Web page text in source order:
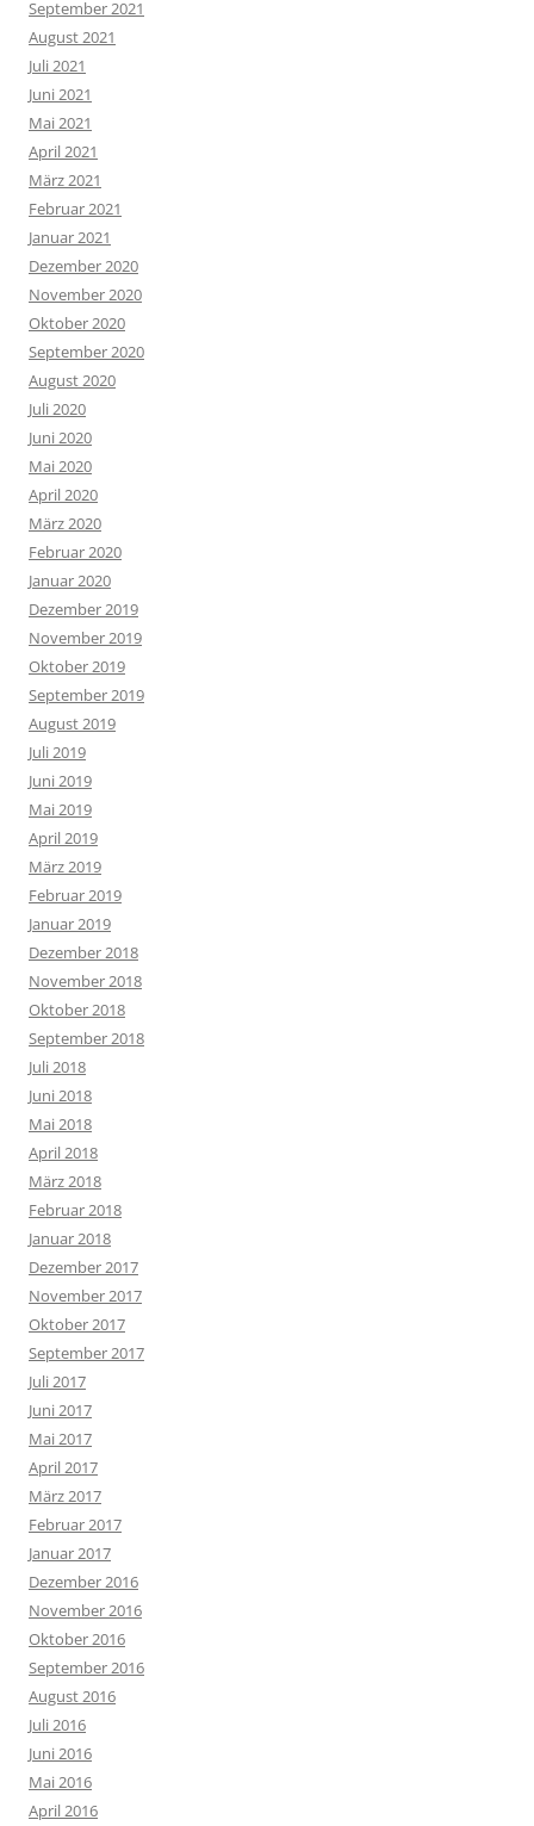
September 2021
August 2021
Juli 2021
Juni 2021
Mai 2021
April 2021
März 2021
Februar 2021
Januar 2021
Dezember 2020
November 2020
Oktober 2020
September 2020
August 2020
Juli 2020
Juni 2020
Mai 2020
April 2020
März 2020
Februar 2020
Januar 2020
Dezember 2019
November 2019
Oktober 2019
September 2019
August 2019
Juli 2019
Juni 2019
Mai 2019
April 2019
März 2019
Februar 2019
Januar 2019
Dezember 2018
November 2018
Oktober 2018
September 2018
Juli 2018
Juni 2018
Mai 2018
April 2018
März 2018
Februar 2018
Januar 2018
Dezember 2017
November 2017
Oktober 2017
September 2017
Juli 2017
Juni 2017
Mai 2017
April 2017
März 2017
Februar 2017
Januar 2017
Dezember 2016
November 2016
Oktober 2016
September 2016
August 2016
Juli 2016
Juni 2016
Mai 2016
April 2016